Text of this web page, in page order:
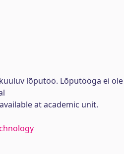
lõputöö. Lõputööga ei
at academic unit.